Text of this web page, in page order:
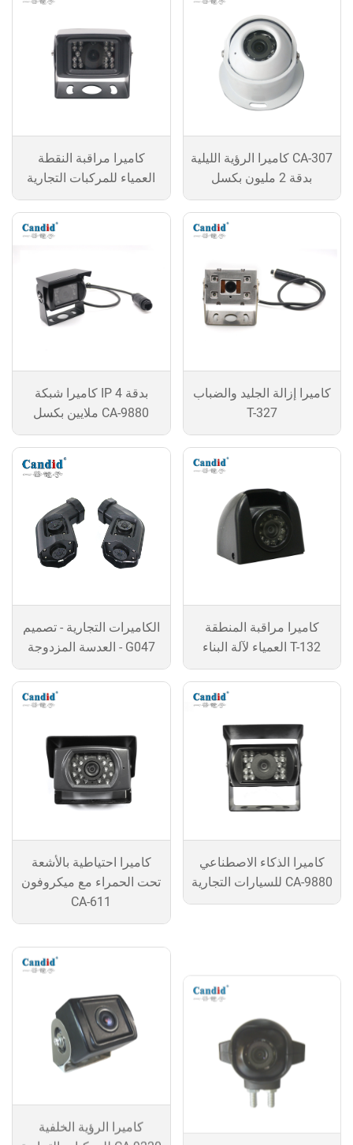
كاميرا مراقبة النقطة
العمياء للمركبات التجارية
كاميرا الرؤية الليلية CA-307
بدقة 2 مليون بكسل
كاميرا شبكة IP بدقة 4
ملايين بكسل CA-9880
كاميرا إزالة الجليد والضباب
T-327
الكاميرات التجارية - تصميم
العدسة المزدوجة - G047
كاميرا مراقبة المنطقة
العمياء لآلة البناء T-132
كاميرا احتياطية بالأشعة
تحت الحمراء مع ميكروفون
CA-611
كاميرا الذكاء الاصطناعي
للسيارات التجارية CA-9880
للمركبات التجارية CA-9220